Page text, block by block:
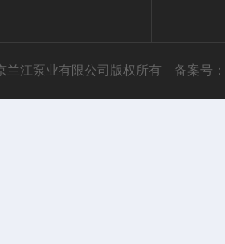
兰江泵业有限公司版权所有 备案号